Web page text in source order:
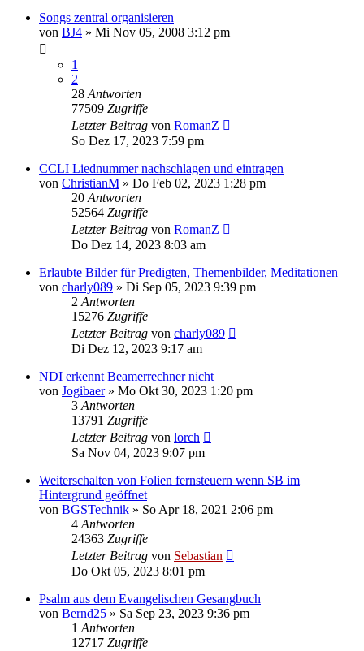
Songs zentral organisieren
von BJ4 » Mi Nov 05, 2008 3:12 pm
1
2
28 Antworten
77509 Zugriffe
Letzter Beitrag von RomanZ
So Dez 17, 2023 7:59 pm
CCLI Liednummer nachschlagen und eintragen
von ChristianM » Do Feb 02, 2023 1:28 pm
20 Antworten
52564 Zugriffe
Letzter Beitrag von RomanZ
Do Dez 14, 2023 8:03 am
Erlaubte Bilder für Predigten, Themenbilder, Meditationen
von charly089 » Di Sep 05, 2023 9:39 pm
2 Antworten
15276 Zugriffe
Letzter Beitrag von charly089
Di Dez 12, 2023 9:17 am
NDI erkennt Beamerrechner nicht
von Jogibaer» Mo Okt 30, 2023 1:20 pm
3 Antworten
13791 Zugriffe
Letzter Beitrag von lorch
Sa Nov 04, 2023 9:07 pm
Weiterschalten von Folien fernsteuern wenn SB im
Hintergrund geöffnet
von BGSTechnik » So Apr 18, 2021 2:06 pm
4 Antworten
24363 Zugriffe
Letzter Beitrag von Sebastian
Do Okt 05, 2023 8:01 pm
Psalm aus dem Evangelischen Gesangbuch
von Bernd25 » Sa Sep 23, 2023 9:36 pm
1 Antworten
12717 Zugriffe